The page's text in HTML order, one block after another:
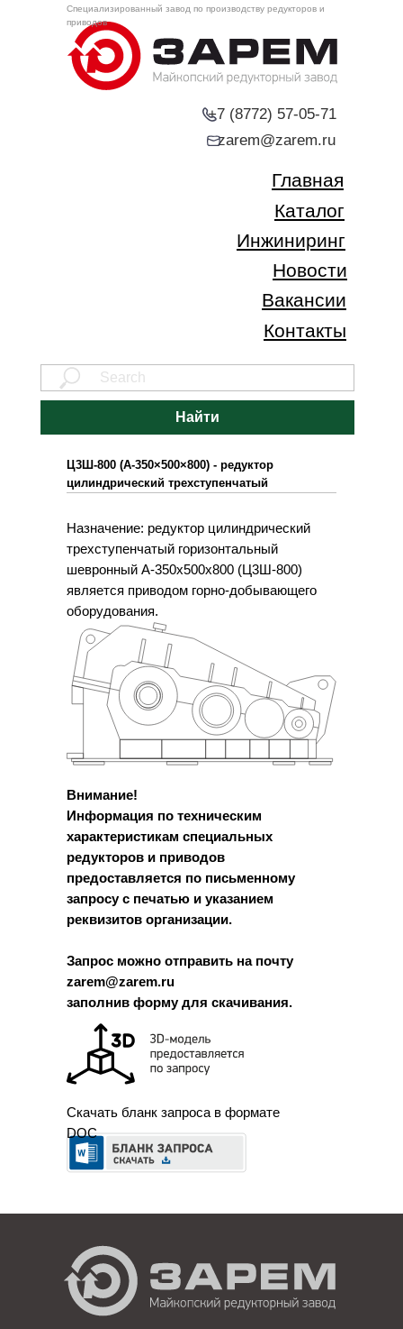
+7 (8772) 57-05-71
Каталог
Инжиниринг
Новости
Главная
Контакты
Вакансии
zarem@zarem.ru
Специализированный завод по производству редукторов и
приводов
Найти
Назначение: редуктор цилиндрический
трехступенчатый горизонтальный
шевронный А-350х500х800 (Ц3Ш-800)
является приводом горно-добывающего
оборудования.
Скачать бланк запроса в формате
DOC
Внимание!
Информация по техническим
характеристикам специальных
редукторов и приводов
предоставляется по письменному
запросу с печатью и указанием
реквизитов организации.
Запрос можно отправить на почту
zarem@zarem.ru
заполнив форму для скачивания.
Ц3Ш-800 (А-350×500×800) - редуктор
цилиндрический трехступенчатый